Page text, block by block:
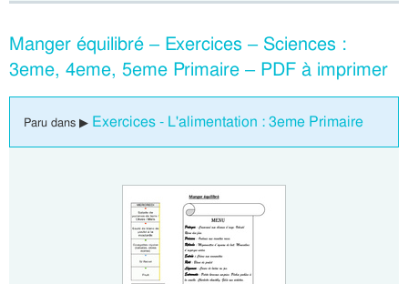
Manger équilibré – Exercices – Sciences :
3eme, 4eme, 5eme Primaire – PDF à imprimer
Paru dans ▶ Exercices - L'alimentation : 3eme Primaire